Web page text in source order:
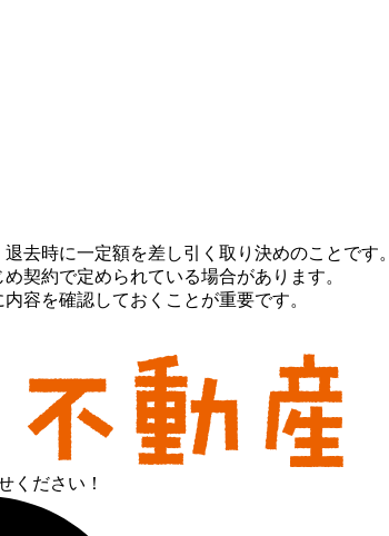
去時に一定額を差し引く取り決めのことです。
契約で定められている場合があります。
容を確認しておくことが重要です。
ください！